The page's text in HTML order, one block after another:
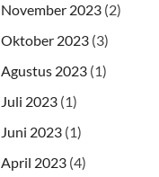
November 2023 (2)
Oktober 2023 (3)
Agustus 2023 (1)
Juli 2023 (1)
Juni 2023 (1)
April 2023 (4)